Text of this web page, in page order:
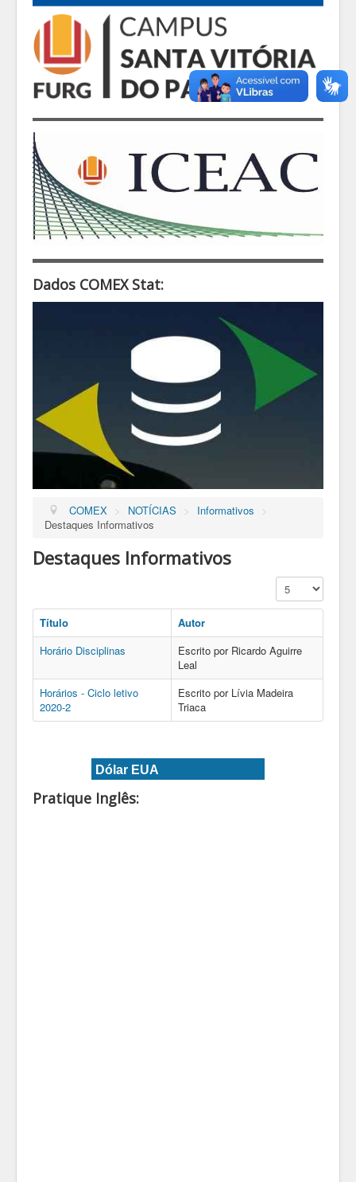
Dados COMEX Stat:
COMEX > NOTÍCIAS > Informativos
>
Destaques Informativos
Destaques Informativos
Exibir #
Título
Autor
Horário Disciplinas
Escrito por Ricardo Aguirre
Leal
Horários - Ciclo letivo
2020-2
Escrito por Lívia Madeira
Triaca
Dólar EUA
Pratique Inglês: